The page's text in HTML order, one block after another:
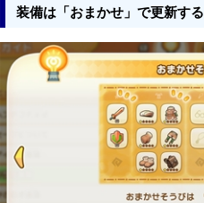
装備は「おまかせ」で更新する